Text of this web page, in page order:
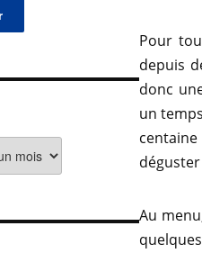
Pour
depuis
donc
un
Au